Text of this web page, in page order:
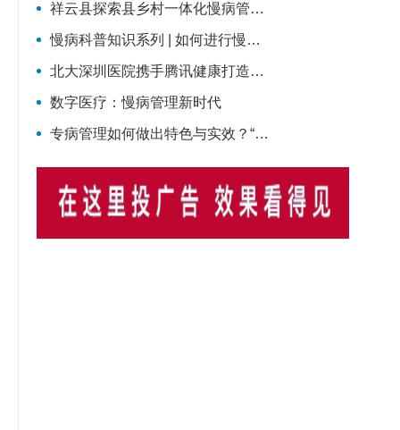
祥云县探索县乡村一体化慢病管理新模式
慢病科普知识系列 | 如何进行慢病管理？
北大深圳医院携手腾讯健康打造慢病全周期管理平台，已落地超百家社康中心
数字医疗：慢病管理新时代
专病管理如何做出特色与实效？“管到位”的同时还要“强内涵”